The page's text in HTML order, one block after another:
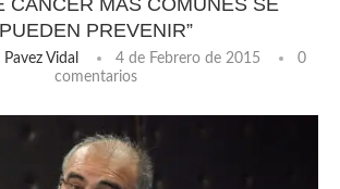
CÁNCER MÁS COMUNES SE
PUEDEN PREVENIR”
Vidal 4 de Febrero de 2015
0
comentarios